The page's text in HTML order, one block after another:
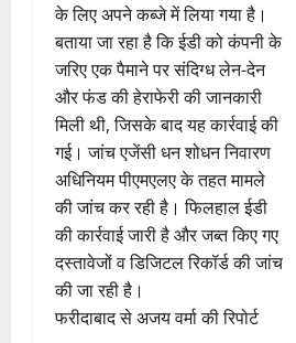
के लिए अपने कब्जे में लिया गया है।
बताया जा रहा है कि ईडी को कंपनी के
जरिए एक पैमाने पर संदिग्ध लेन-देन
और फंड की हेराफेरी की जानकारी
मिली थी, जिसके बाद यह कार्रवाई की
गई। जांच एजेंसी धन शोधन निवारण
अधिनियम पीएमएलए के तहत मामले
की जांच कर रही है। फिलहाल ईडी
की कार्रवाई जारी है और जब्त किए गए
दस्तावेजों व डिजिटल रिकॉर्ड की जांच
की जा रही है।
फरीदाबाद से अजय वर्मा की रिपोर्ट